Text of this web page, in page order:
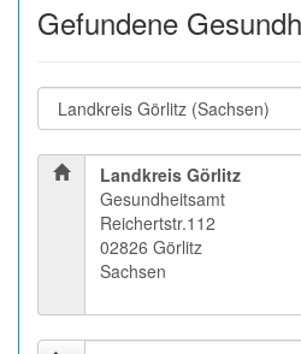
Gefundene
Landkreis Görlitz
Gesundheitsamt
Reichertstr.112
02826 Görlitz
Sachsen